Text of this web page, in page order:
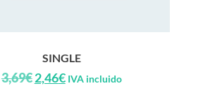
SINGLE
3,69€2,46€ IVA incluido